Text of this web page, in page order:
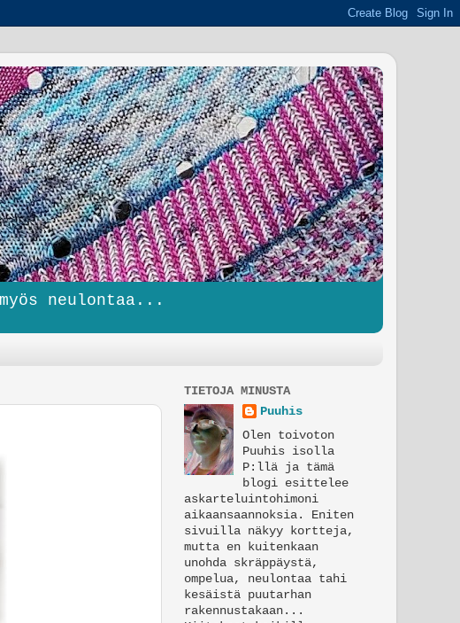
neulontaa...
TIETOJA MINUSTA
Puuhis
Olen toivoton
Puuhis isolla
P:llä ja tämä
blogi esittelee
askarteluintohimoni
aikaansaannoksia. Eniten
sivuilla näkyy kortteja,
mutta en kuitenkaan
unohda skräppäystä,
ompelua, neulontaa tahi
kesäistä puutarhan
rakennustakaan...